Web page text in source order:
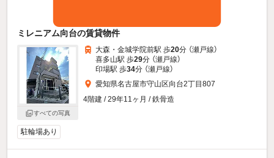
ミレニアム向台の賃貸物件
すべての写真
大森・金城学院前駅 歩20分 （瀬戸線）
喜多山駅 歩29分 （瀬戸線）
印場駅 歩34分 （瀬戸線）
愛知県名古屋市守山区向台2丁目807
4階建 / 29年11ヶ月 / 鉄骨造
駐輪場あり